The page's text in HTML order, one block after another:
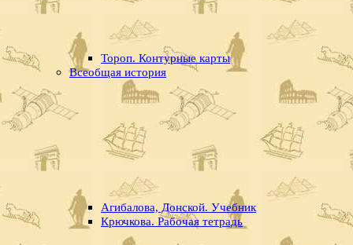
Тороп. Контурные карты
Всеобщая история
Агибалова, Донской. Учебник
Крючкова. Рабочая тетрадь